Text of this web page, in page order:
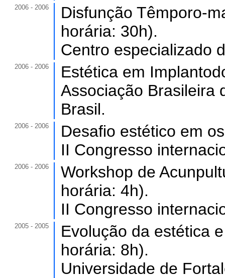
2006 - 2006
Disfunção Têmporo-
horária: 30h).
Centro especializado
2006 - 2006
Estética em
Associação Brasileira
Brasil.
2006 - 2006
Desafio estético em
II Congresso
2006 - 2006
Workshop de
horária: 4h).
II Congresso
2005 - 2005
Evolução da estética
horária: 8h).
Universidade de